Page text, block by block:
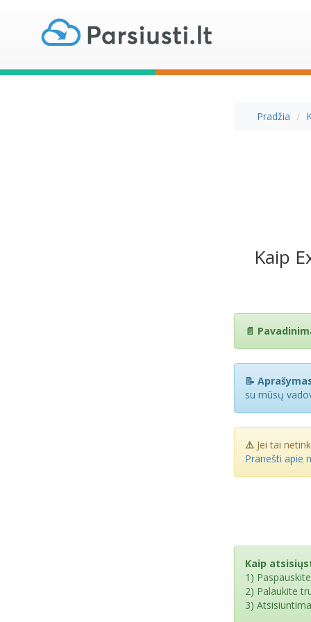
Pradžia
Kaip
📄
📝
su mūsų
⚠️ Jei tai
Pranešti apie
Kaip
1)
2) Palaukite
3)